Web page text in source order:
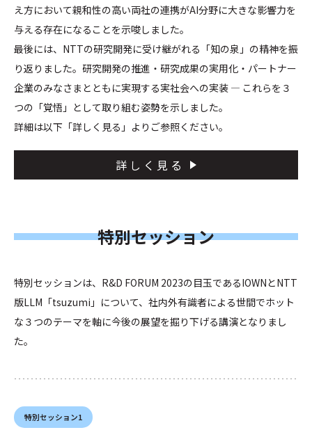
え方において親和性の高い両社の連携がAI分野に大きな影響力を
与える存在になることを示唆しました。
最後には、NTTの研究開発に受け継がれる「知の泉」の精神を振
り返りました。研究開発の推進・研究成果の実用化・パートナー
企業のみなさまとともに実現する実社会への実装 — これらを３
つの「覚悟」として取り組む姿勢を示しました。
詳細は以下「詳しく見る」よりご参照ください。
詳しく見る
特別セッション
特別セッションは、R&D FORUM 2023の目玉であるIOWNとNTT
版LLM「tsuzumi」について、社内外有識者による世間でホット
な３つのテーマを軸に今後の展望を掘り下げる講演となりまし
た。
特別セッション1